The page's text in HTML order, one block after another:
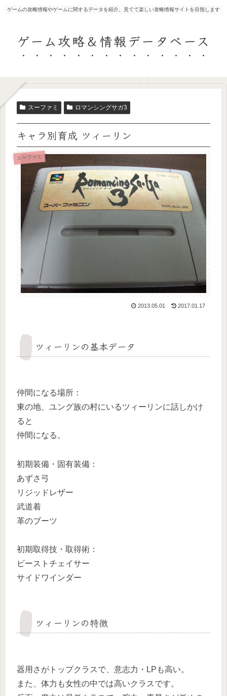
ゲームの攻略情報やゲームに関するデータを紹介。見てて楽しい攻略情報サイトを目指します
ゲーム攻略＆情報データベース
スーファミ ロマンシングサガ3
キャラ別育成 ツィーリン
スーファミ
2013.05.01 2017.01.17
ツィーリンの基本データ
仲間になる場所：
東の地、ユング族の村にいるツィーリンに話しかけ
ると
仲間になる。
初期装備・固有装備：
あずさ弓
リジッドレザー
武道着
革のブーツ
初期取得技・取得術：
ビーストチェイサー
サイドワインダー
ツィーリンの特徴
器用さがトップクラスで、意志力・LPも高い。
また、体力も女性の中では高いクラスです。